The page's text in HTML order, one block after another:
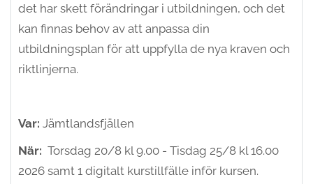
det har skett förändringar i utbildningen, och det
kan finnas behov av att anpassa din
utbildningsplan för att uppfylla de nya kraven och
riktlinjerna.
Var: Jämtlandsfjällen
När: Torsdag 20/8 kl 9.00 - Tisdag 25/8 kl 16.00
2026 samt 1 digitalt kurstillfälle inför kursen.